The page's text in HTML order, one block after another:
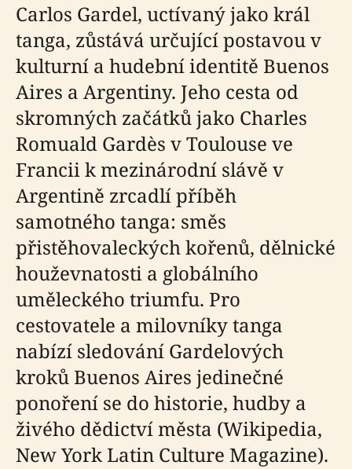
Carlos Gardel, uctívaný jako král
tanga, zůstává určující postavou v
kulturní a hudební identitě Buenos
Aires a Argentiny. Jeho cesta od
skromných začátků jako Charles
Romuald Gardès v Toulouse ve
Francii k mezinárodní slávě v
Argentině zrcadlí příběh
samotného tanga: směs
přistěhovaleckých kořenů, dělnické
houževnatosti a globálního
uměleckého triumfu. Pro
cestovatele a milovníky tanga
nabízí sledování Gardelových
kroků Buenos Aires jedinečné
ponoření se do historie, hudby a
živého dědictví města (Wikipedia,
New York Latin Culture Magazine).